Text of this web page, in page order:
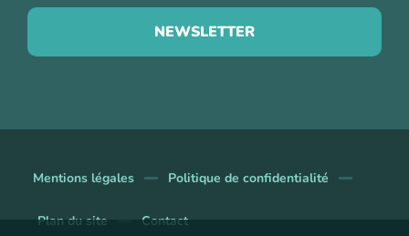
NEWSLETTER
Mentions légales Politique de confidentialité
Plan du site Contact